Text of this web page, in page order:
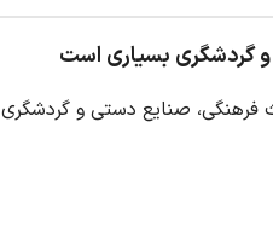
و گردشگری بسیاری است
فرهنگی، صنایع دستی و